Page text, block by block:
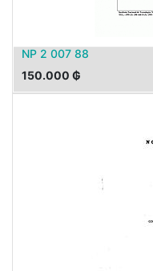
NP 2 007 88
150.000 ₲